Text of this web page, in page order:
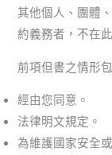
其他個人、團體
約義務者，不在
前項但書之情形
經由您同意。
法律明文規定。
為維護國家安全